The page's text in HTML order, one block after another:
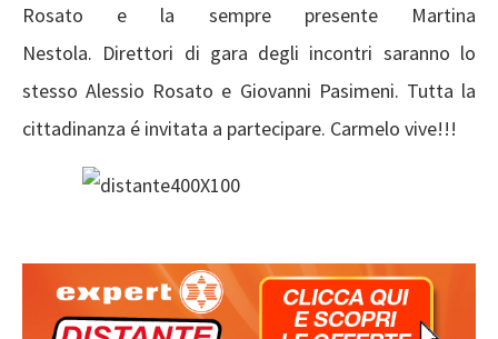
Rosato e la sempre presente Martina
Nestola. Direttori di gara degli incontri saranno lo
stesso Alessio Rosato e Giovanni Pasimeni. Tutta la
cittadinanza é invitata a partecipare. Carmelo vive!!!